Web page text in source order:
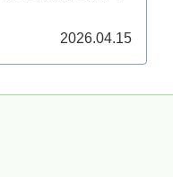
2026.04.15